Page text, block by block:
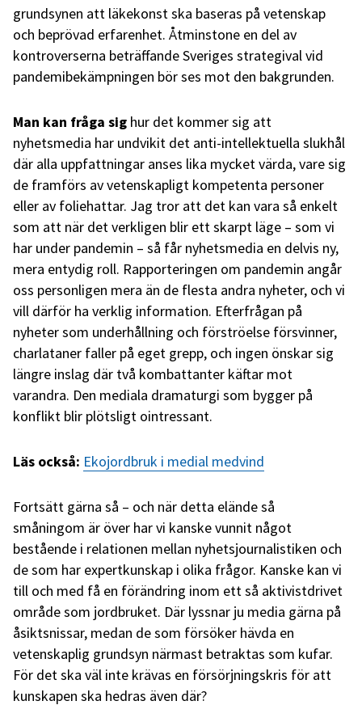
grundsynen att läkekonst ska baseras på vetenskap
och beprövad erfarenhet. Åtminstone en del av
kontroverserna beträffande Sveriges strategival vid
pandemibekämpningen bör ses mot den bakgrunden.
Man kan fråga sig hur det kommer sig att
nyhetsmedia har undvikit det anti-intellektuella slukhål
där alla uppfattningar anses lika mycket värda, vare sig
de framförs av vetenskapligt kompetenta personer
eller av foliehattar. Jag tror att det kan vara så enkelt
som att när det verkligen blir ett skarpt läge – som vi
har under pandemin – så får nyhetsmedia en delvis ny,
mera entydig roll. Rapporteringen om pandemin angår
oss personligen mera än de flesta andra nyheter, och vi
vill därför ha verklig information. Efterfrågan på
nyheter som underhållning och förströelse försvinner,
charlataner faller på eget grepp, och ingen önskar sig
längre inslag där två kombattanter käftar mot
varandra. Den mediala dramaturgi som bygger på
konflikt blir plötsligt ointressant.
Läs också: Ekojordbruk i medial medvind
Fortsätt gärna så – och när detta elände så
småningom är över har vi kanske vunnit något
bestående i relationen mellan nyhetsjournalistiken och
de som har expertkunskap i olika frågor. Kanske kan vi
till och med få en förändring inom ett så aktivistdrivet
område som jordbruket. Där lyssnar ju media gärna på
åsiktsnissar, medan de som försöker hävda en
vetenskaplig grundsyn närmast betraktas som kufar.
För det ska väl inte krävas en försörjningskris för att
kunskapen ska hedras även där?